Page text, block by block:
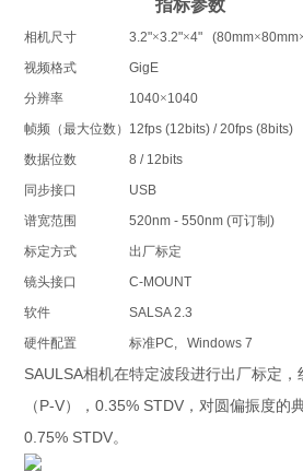
指标参数
相机尺寸 3.2"×3.2"×4" (80mm×80mm
视频格式
GigE
分辨率
1040×1040
帧频（最大位数） 12fps (12bits) / 20fps (8bits)
数据位数
8 / 12bits
同步接口
USB
谱宽范围
520nm - 550nm (可订制)
标定方式
出厂标定
镜头接口
C-MOUNT
软件
SALSA 2.3
硬件配置
标准PC, Windows 7
SAULSA相机在特定波段进行出厂标定
（ P-V），0.35% STDV ，对圆偏振度的
0.75% STDV。